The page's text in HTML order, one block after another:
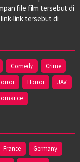
file film tersebut di
link tersebut di
Comedy
Crime
Horror
JAV
France
Germany